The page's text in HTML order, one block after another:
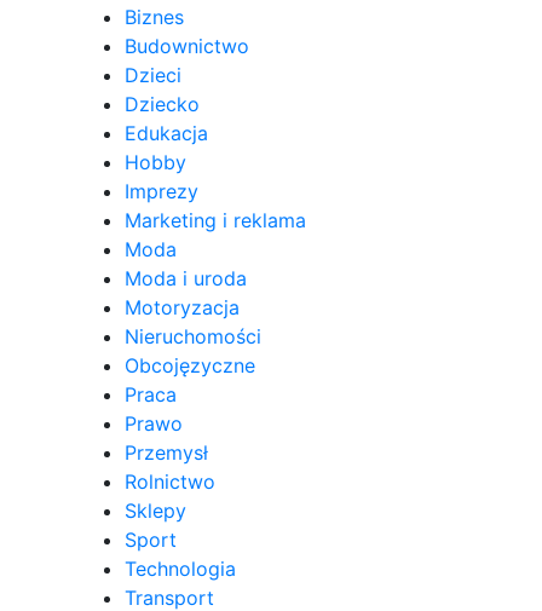
Biznes
Budownictwo
Dzieci
Dziecko
Edukacja
Hobby
Imprezy
Marketing i reklama
Moda
Moda i uroda
Motoryzacja
Nieruchomości
Obcojęzyczne
Praca
Prawo
Przemysł
Rolnictwo
Sklepy
Sport
Technologia
Transport